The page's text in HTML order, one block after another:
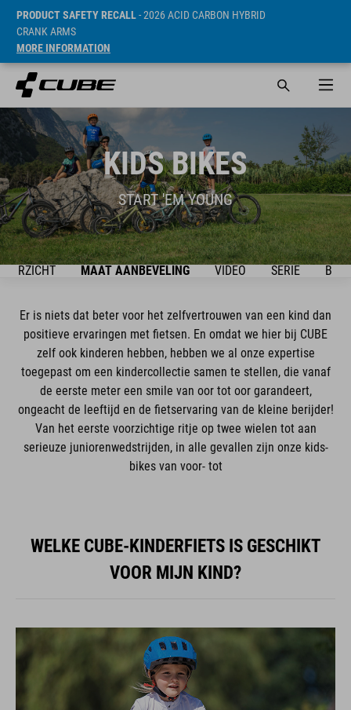
PRODUCT SAFETY RECALL- 2026 ACID CARBON HYBRID
CRANK ARMS
MORE INFORMATION
KIDS BIKES
START 'EM YOUNG
MAAT AANBEVELING VIDEO SERIE
Er is niets dat beter voor het zelfvertrouwen van een kind dan
positieve ervaringen met fietsen. En omdat we hier bij CUBE
zelf ook kinderen hebben, hebben we al onze expertise
toegepast om een kindercollectie samen te stellen, die vanaf
de eerste meter een smile van oor tot oor garandeert,
ongeacht de leeftijd en de fietservaring van de kleine berijder!
Van het eerste voorzichtige ritje op twee wielen tot aan
serieuze juniorenwedstrijden, in alle gevallen zijn onze kids-
bikes van voor- tot
WELKE CUBE-KINDERFIETS IS GESCHIKT
VOOR MIJN KIND?